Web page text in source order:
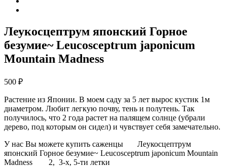
Леукосцептрум японский Горное
безумие~ Leucosceptrum japonicum
Mountain Madness
500 ₽
Растение из Японии. В моем саду за 5 лет вырос кустик 1м
диаметром. Любит легкую почву, тень и полутень. Так
получилось, что 2 года растет на палящем солнце (убрали
дерево, под которым он сидел) и чувствует себя замечательно.
У нас Вы можете купить саженцы Леукосцептрум
японский Горное безумие~ Leucosceptrum japonicum Mountain
Madness 2, 3-х, 5-ти летки